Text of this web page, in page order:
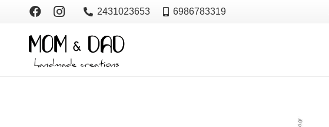
2431023653 6986783319